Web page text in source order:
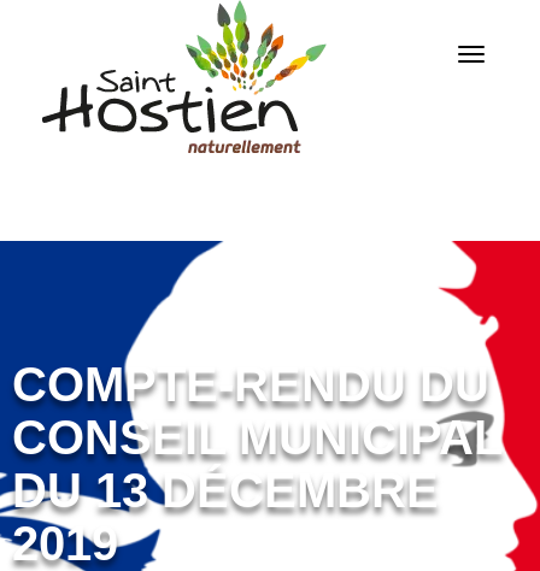
COMPTE-RENDU DU
CONSEIL MUNICIPAL
DU 13 DÉCEMBRE
2019